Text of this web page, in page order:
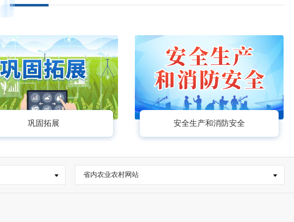
巩固拓展 安全生产和消防安全
省内农业农村网站